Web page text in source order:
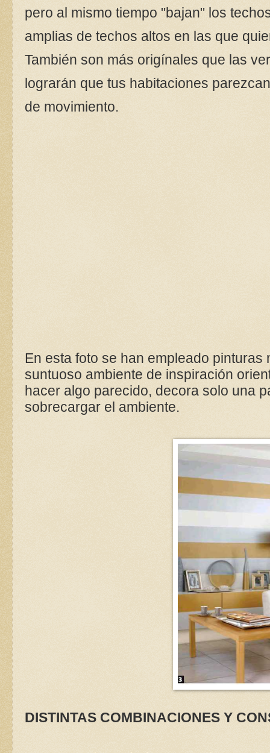
pero al mismo tiempo "bajan" los
amplias de techos altos en las que
También son más origínales que las
lograrán que tus habitaciones
de movimiento.
En esta foto se han empleado
suntuoso ambiente de inspiración
hacer algo parecido, decora solo una
sobrecargar el ambiente.
DISTINTAS COMBINACIONES Y